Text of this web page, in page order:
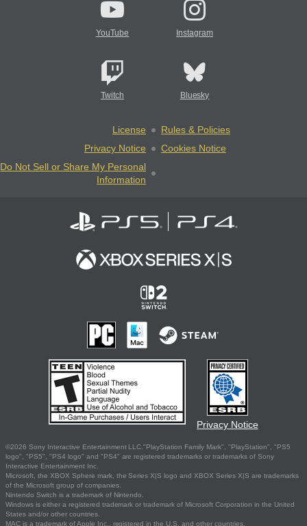
YouTube Instagram
Twitch Bluesky
License
Rules & Policies
Privacy Notice
Cookies Notice
Do Not Sell or Share My Personal
Information
Privacy Notice
©2026 Sony Interactive Entertainment LLC."PlayStation Family Mark", "PlayStation", "PS5
logo", "PS5", "PS4 logo" and "PS4" are registered trademarks or trademarks of Sony
Interactive Entertainment Inc.
Microsoft, the XBOX Sphere mark, the Series X|S logo and XBOX Series X|S are trademarks
of the Microsoft group of companies.
Nintendo Switch is a trademark of Nintendo.
Windows is either a registered trademark or trademark of Microsoft Corporation in the United
States and/or other countries.
MAC is a trademark of Apple Inc., registered in the U.S. and other countries.